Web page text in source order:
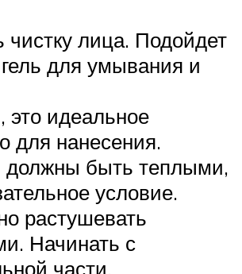
чистку лица. Подойдет
для умывания и
идеальное
для нанесения.
быть теплыми,
условие.
растушевать
Начинать с
части.